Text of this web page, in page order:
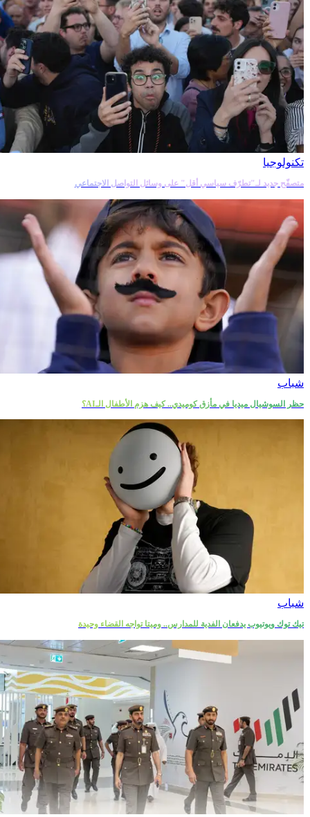
تكنولوجيا
متصفّح جديد لـ"تطرّف سياسي أقل" على وسائل التواصل الاجتماعي
شباب
حظر السوشيال ميديا في مأزق كوميدي.. كيف هزم الأطفال الـAI؟
شباب
تيك توك ويوتيوب يدفعان الفدية للمدارس.. وميتا تواجه القضاء وحيدة